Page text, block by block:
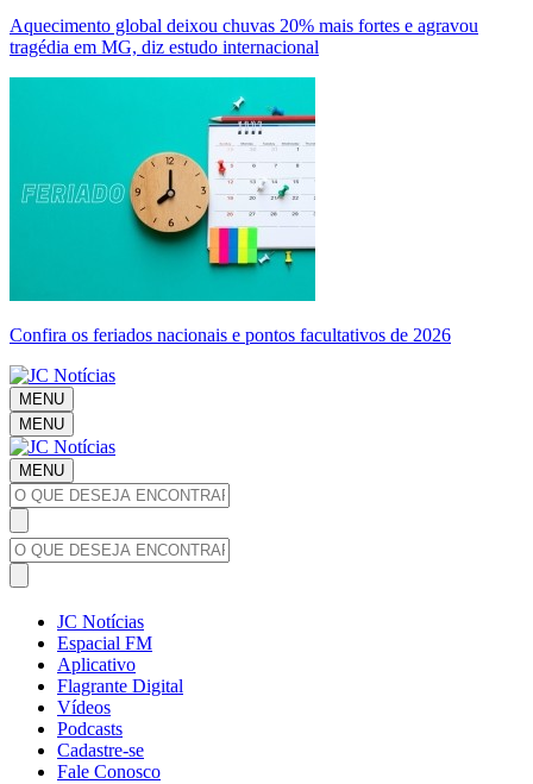
Aquecimento global deixou chuvas 20% mais fortes e agravou
tragédia em MG, diz estudo internacional
Confira os feriados nacionais e pontos facultativos de 2026
MENU
MENU
MENU
JC Notícias
Espacial FM
Aplicativo
Flagrante Digital
Vídeos
Podcasts
Cadastre-se
Fale Conosco